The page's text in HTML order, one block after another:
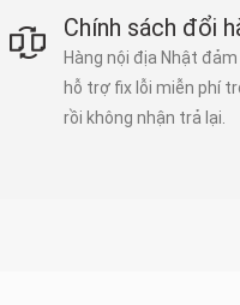
Chính sách đổi
Hàng nội địa Nhật
hỗ trợ fix lỗi miễn phí
rồi không nhận trả lại.